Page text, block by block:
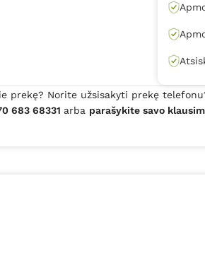
prekę? Norite užsisakyti prekę
683 68331 arba parašykite savo